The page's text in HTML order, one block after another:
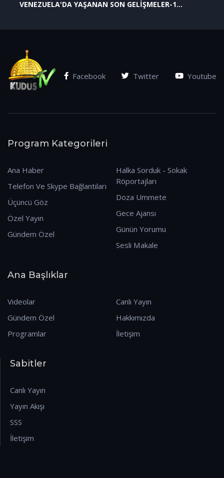
VENEZUELA'DA YAŞANAN SON GELİŞMELER-1
Facebook Twitter Youtube
Program Kategorileri
Ana Haber
Telefon Ve Skype Bağlantıları
Üçüncü Göz
Özel Yayın
Gündem Özel
Halka Sorduk - Sokak
Röportajları
Doza Ummete
Gece Ajansı
Günün Yorumu
Sesli Makale
Ana Başlıklar
Videolar
Gündem Özel
Programlar
Canlı Yayın
Hakkımızda
İletişim
Sabitler
Canlı Yayın
Yayın Akışı
SSS
İletişim